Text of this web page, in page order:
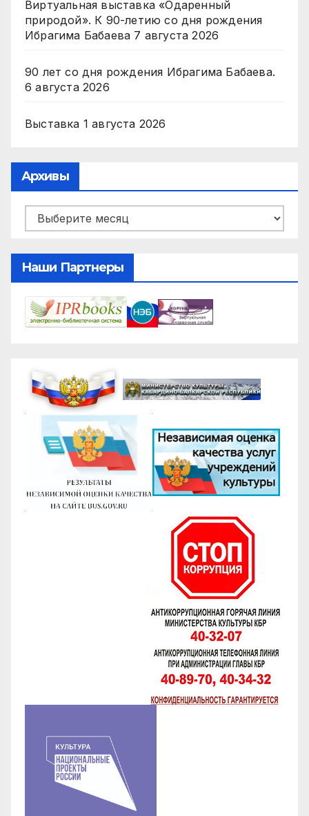
Виртуальная выставка «Одаренный
природой». К 90-летию со дня рождения
Ибрагима Бабаева 7 августа 2026
90 лет со дня рождения Ибрагима Бабаева.
6 августа 2026
Выставка 1 августа 2026
Архивы
Архивы
Наши Партнеры